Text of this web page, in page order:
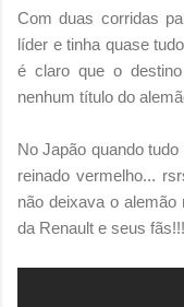
Com duas corridas
líder e tinha quase
é claro que o
nenhum título do
No Japão quando
reinado vermelho...
não deixava o alemão
da Renault e seus fãs!!!